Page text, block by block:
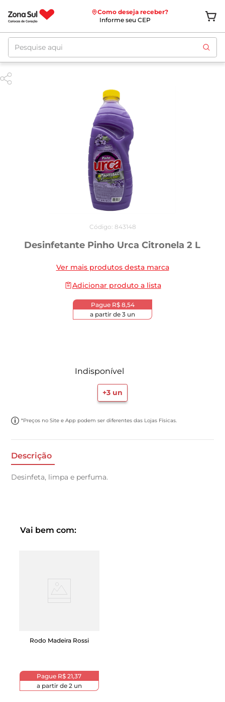
Como deseja receber?
Informe seu CEP
Pesquise aqui
Código: 843148
Desinfetante Pinho Urca Citronela 2 L
Ver mais produtos desta marca
Adicionar produto a lista
Pague R$ 8,54
a partir de 3 un
Indisponível
+3 un
*Preços no Site e App podem ser diferentes das Lojas Físicas.
Descrição
Desinfeta, limpa e perfuma.
Vai bem com:
Rodo Madeira Rossi
Pague R$ 21,37
a partir de 2un